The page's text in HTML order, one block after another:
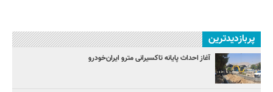
پربازدیدترین
آغاز احداث پایانه تاکسیرانی مترو ایران‌خودرو